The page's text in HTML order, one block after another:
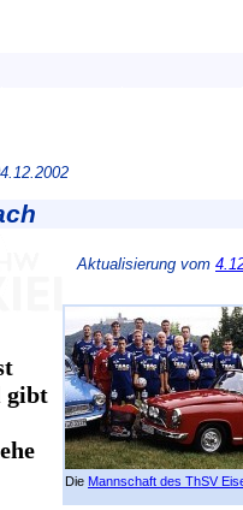
Aktualisierung vom
Die Mannschaft des ThSV
gibt